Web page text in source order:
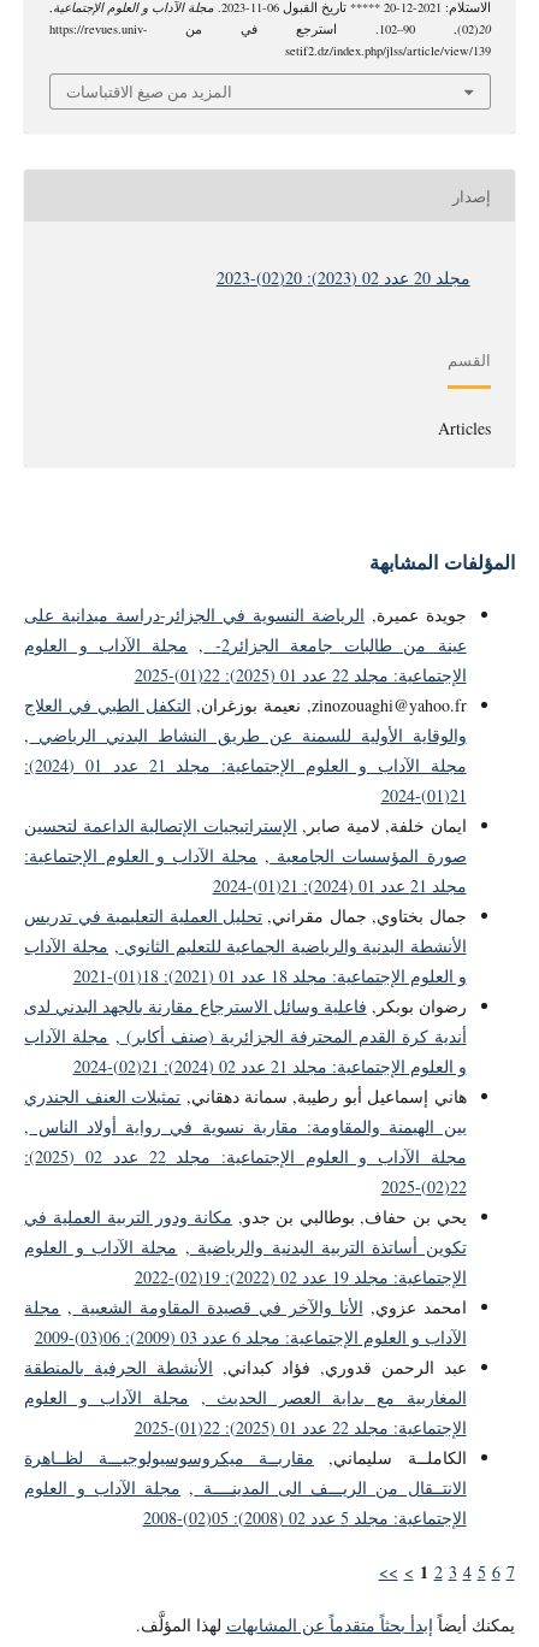
الاستلام: 2021-12-20 ***** تاريخ القبول 06-11-2023. مجلة الآداب و العلوم الإجتماعية,
20
(02), 90–102. استرجع في من https://revues.univ-
setif2.dz/index.php/jlss/article/view/139
المزيد من صيغ الاقتباسات
إصدار
مجلد 20 عدد 02 (2023): 20(02)-2023
القسم
Articles
المؤلفات المشابهة
جويدة عميرة, الرياضة النسوية في الجزائر-دراسة ميدانية على
عينة من طالبات جامعة الجزائر2-
, مجلة الآداب و العلوم
الإجتماعية: مجلد 22 عدد 01 (2025): 22(01)-2025
zinozouaghi@yahoo.fr, نعيمة بوزغران,
التكفل الطبي في العلاج
والوقاية الأولية للسمنة عن طريق النشاط البدني الرياضي ,
مجلة الآداب و العلوم الإجتماعية: مجلد 21 عدد 01 (2024):
21(01)-2024
ايمان خلفة, لامية صابر, الإستراتيجيات الإتصالية الداعمة لتحسين
صورة المؤسسات الجامعية , مجلة الآداب و العلوم الإجتماعية:
مجلد 21 عدد 01 (2024): 21(01)-2024
جمال بختاوي, جمال مقراني, تحليل العملية التعليمية في تدريس
الأنشطة البدنية والرياضية الجماعية للتعليم الثانوي , مجلة الآداب
و العلوم الإجتماعية: مجلد 18 عدد 01 (2021): 18(01)-2021
رضوان بوبكر, فاعلية وسائل الاسترجاع مقارنة بالجهد البدني لدى
أندية كرة القدم المحترفة الجزائرية (صنف أكابر) , مجلة الآداب
و العلوم الإجتماعية: مجلد 21 عدد 02 (2024): 21(02)-2024
هاني إسماعيل أبو رطيبة, سمانة دهقاني, تمثيلات العنف الجندري
بين الهيمنة والمقاومة: مقاربة نسوية في رواية أولاد الناس ,
مجلة الآداب و العلوم الإجتماعية: مجلد 22 عدد 02 (2025):
22(02)-2025
يحي بن حفاف, بوطالبي بن جدو, مكانة ودور التربية العملية في
تكوين أساتذة التربية البدنية والرياضية , مجلة الآداب و العلوم
الإجتماعية: مجلد 19 عدد 02 (2022): 19(02)-2022
امحمد عزوي, الأنا والآخر في قصيدة المقاومة الشعبية , مجلة
الآداب و العلوم الإجتماعية: مجلد 6 عدد 03 (2009): 06(03)-2009
عبد الرحمن قدوري, فؤاد كبداني, الأنشطة الحرفية بالمنطقة
المغاربية مع بداية العصر الحديث , مجلة الآداب و العلوم
الإجتماعية: مجلد 22 عدد 01 (2025): 22(01)-2025
الكاملــة سليماني, مقاربــة ميكروسوسيولوجيـــة لظــاهرة
الانتــقال من الريـــف الى المدينــــة , مجلة الآداب و العلوم
الإجتماعية: مجلد 5 عدد 02 (2008): 05(02)-2008
1 2 3 4 5 6 7
>
>>
يمكنك أيضاً إبدأ بحثاً متقدماً عن المشابهات لهذا المؤلَّف.